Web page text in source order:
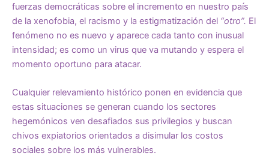
fuerzas democráticas sobre el incremento en nuestro país
de la xenofobia, el racismo y la estigmatización del “otro”. El
fenómeno no es nuevo y aparece cada tanto con inusual
intensidad; es como un virus que va mutando y espera el
momento oportuno para atacar.
Cualquier relevamiento histórico ponen en evidencia que
estas situaciones se generan cuando los sectores
hegemónicos ven desafiados sus privilegios y buscan
chivos expiatorios orientados a disimular los costos
sociales sobre los más vulnerables.